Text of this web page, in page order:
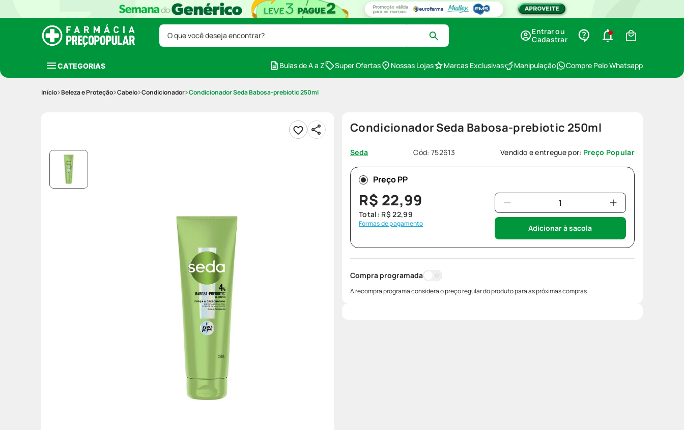
O que você deseja encontrar?
Entrar ou
Cadastrar
CATEGORIAS Bulas de A a Z Super Ofertas Nossas Lojas Marcas Exclusivas Manipulação Compre Pelo Whatsapp
Beleza e Proteção Cabelo Condicionador Condicionador Seda Babosa-prebiotic 250ml
Condicionador Seda Babosa-prebiotic 250ml
Seda Cód:752613 Vendido e entregue por: Preço Popular
Preço PP
R$ 22,99
Total: R$ 22,99
Formas de pagamento Adicionar à sacola
Compra programada
A recompra programa considera o preço regular do produto para as próximas compras.